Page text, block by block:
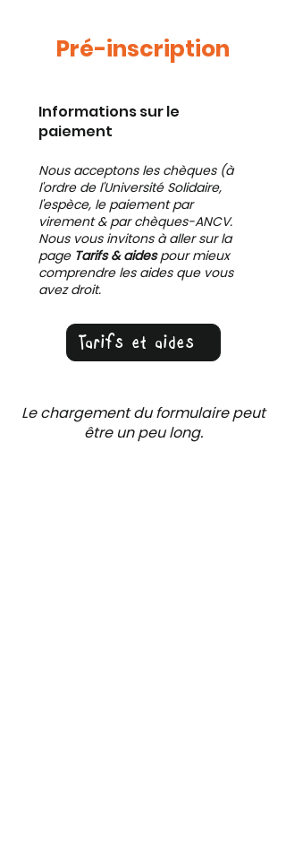
Pré-inscription
Informations sur le
paiement
Nous acceptons les chèques (à
l'ordre de l'Université Solidaire,
l'espèce, le paiement par
virement & par chèques-ANCV.
Nous vous invitons à aller sur la
page Tarifs & aidespour mieux
comprendre les aides que vous
avez droit.
Tarifs et aides
Le chargement du formulaire peut
être un peu long.